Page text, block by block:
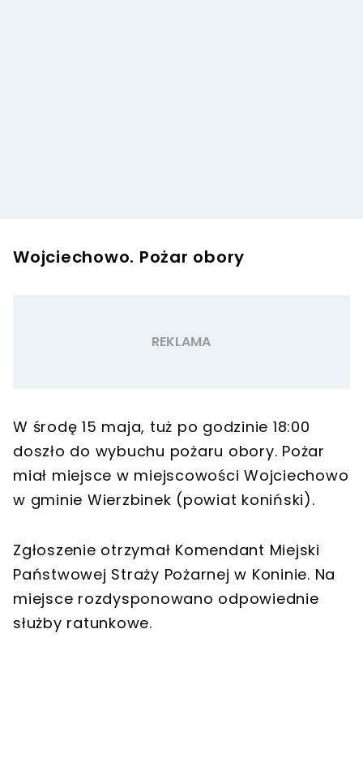
Wojciechowo. Pożar obory
W środę 15 maja, tuż po godzinie 18:00
doszło do wybuchu pożaru obory. Pożar
miał miejsce w miejscowości Wojciechowo
w gminie Wierzbinek (powiat koniński).
Zgłoszenie otrzymał Komendant Miejski
Państwowej Straży Pożarnej w Koninie. Na
miejsce rozdysponowano odpowiednie
służby ratunkowe.